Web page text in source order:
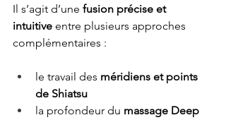
Il s’agit d’une fusion précise et
intuitive entre plusieurs approches
complémentaires :
le travail des méridiens et points
de Shiatsu
la profondeur du massage Deep